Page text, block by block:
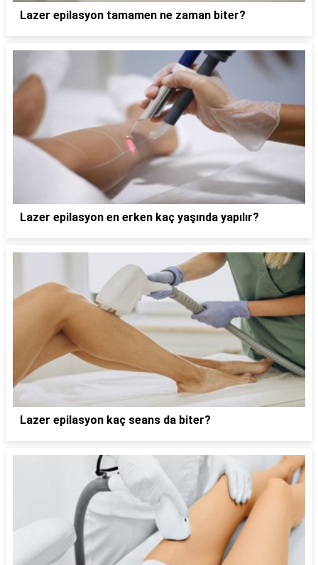
Lazer epilasyon tamamen ne zaman biter?
Lazer epilasyon en erken kaç yaşında yapılır?
Lazer epilasyon kaç seans da biter?